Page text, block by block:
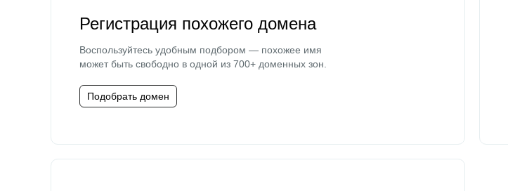
Регистрация похожего домена
Воспользуйтесь удобным подбором — похожее имя
может быть свободно в одной из 700+ доменных зон.
Подобрать домен